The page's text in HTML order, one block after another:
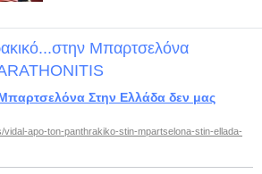
Μπαρτσελόνα
Στην Ελλάδα δεν μας
apo-ton-panthrakiko-stin-mpartselona-stin-ellada-